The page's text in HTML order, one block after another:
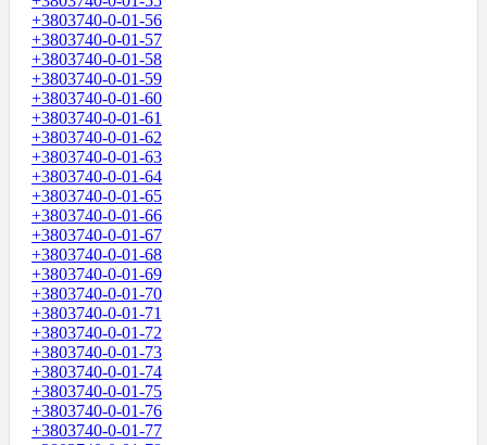
+3803740-0-01-56
+3803740-0-01-57
+3803740-0-01-58
+3803740-0-01-59
+3803740-0-01-60
+3803740-0-01-61
+3803740-0-01-62
+3803740-0-01-63
+3803740-0-01-64
+3803740-0-01-65
+3803740-0-01-66
+3803740-0-01-67
+3803740-0-01-68
+3803740-0-01-69
+3803740-0-01-70
+3803740-0-01-71
+3803740-0-01-72
+3803740-0-01-73
+3803740-0-01-74
+3803740-0-01-75
+3803740-0-01-76
+3803740-0-01-77